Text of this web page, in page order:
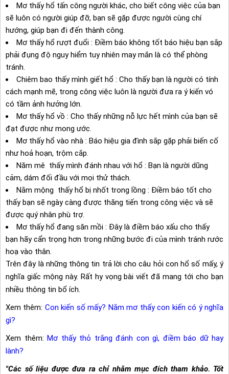
Mơ thấy hổ tấn công người khác, cho biết công việc của bạn
sẽ luôn có người giúp đỡ, bạn sẽ gặp được người cùng chí
hướng, giúp bạn đi đến thành công.
Mơ thấy hổ rượt đuổi : Điềm báo không tốt báo hiệu bạn sắp
phải đụng độ nguy hiểm tuy nhiên may mắn là có thể phòng
tránh.
Chiêm bao thấy mình giết hổ : Cho thấy bạn là người có tính
cách mạnh mẽ, trong công việc luôn là người đưa ra ý kiến vó
có tầm ảnh hưởng lớn.
Mơ thấy hổ vồ : Cho thấy những nỗ lực hết mình của bạn sẽ
đạt được như mong ước.
Mơ thấy hổ vào nhà : Báo hiệu gia đình sắp gặp phải biến cố
như hoả hoạn, trộm cắp.
Năm mê thấy mình đánh nhau với hổ : Bạn là người dũng
cảm, dám đối đầu với mọi thử thách.
Nằm mộng thấy hổ bị nhốt trong lồng : Điềm báo tốt cho
thấy bạn sẽ ngày càng được thăng tiến trong công việc và sẽ
được quý nhân phù trợ.
Mơ thấy hổ đang săn mồi : Đây là điềm báo xấu cho thấy
bạn hãy cẩn trọng hơn trong những bước đi của mình tránh rước
hoạ vào thân.
Trên đây là những thông tin trả lời cho câu hỏi con hổ số mấy, ý
nghĩa giấc mộng này. Rất hy vọng bài viết đã mang tới cho bạn
nhiều thông tin bổ ích.
Xem thêm: Con kiến số mấy? Nằm mơ thấy con kiến có ý nghĩa
gì?
Xem thêm: Mơ thấy thỏ trắng đánh con gì, điềm báo dữ hay
lành?
"Các số liệu được đưa ra chỉ nhằm mục đích tham khảo. Tốt